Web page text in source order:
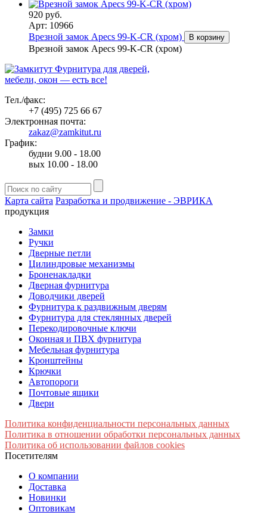
920 руб.
Арт: 10966
Врезной замок Apecs 99-K-CR (хром)
В корзину
Врезной замок Apecs 99-K-CR (хром)
Фурнитура для дверей,
мебели, окон — есть все!
Тел./факс:
+7 (495) 725 66 67
Электронная почта:
zakaz@zamkitut.ru
График:
будни 9.00 - 18.00
вых 10.00 - 18.00
Карта сайта Разработка и продвижение - ЭВРИКА
продукция
Замки
Ручки
Дверные петли
Цилиндровые механизмы
Броненакладки
Дверная фурнитура
Доводчики дверей
Фурнитура к раздвижным дверям
Фурнитура для стеклянных дверей
Перекодировочные ключи
Оконная и ПВХ фурнитура
Мебельная фурнитура
Кронштейны
Крючки
Автопороги
Почтовые ящики
Двери
Политика конфиденциальности персональных данных
Политика в отношении обработки персональных данных
Политика об использовании файлов cookies
Посетителям
О компании
Доставка
Новинки
Оптовикам